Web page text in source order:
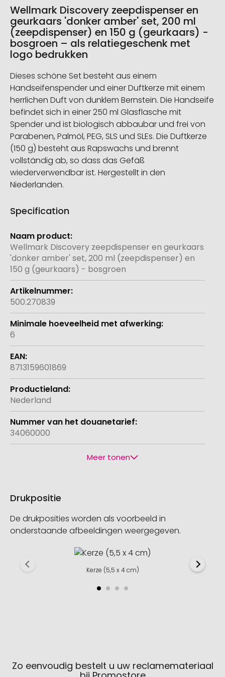
afbeeldingengalerij
Wellmark Discovery zeepdispenser en
geurkaars 'donker amber' set, 200 ml
(zeepdispenser) en 150 g (geurkaars) -
bosgroen – als relatiegeschenk met
logo bedrukken
Dieses schöne Set besteht aus einem
Handseifenspender und einer Duftkerze mit einem
herrlichen Duft von dunklem Bernstein. Die Handseife
befindet sich in einer 250 ml Glasflasche mit
Spender und ist biologisch abbaubar und frei von
Parabenen, Palmöl, PEG, SLS und SLEs. Die Duftkerze
(150 g) besteht aus Rapswachs und brennt
vollständig ab, so dass das Gefäß
wiederverwendbar ist. Hergestellt in den
Niederlanden.
Specification
Meer
informatie
Wellmark Discovery zeepdispenser en geurkaars
'donker amber' set, 200 ml (zeepdispenser) en
150 g (geurkaars) - bosgroen
500.270839
6
8713159601869
Nederland
34060000
Meer tonen
Drukpositie
De drukposities worden als voorbeeld in
onderstaande afbeeldingen weergegeven.
Kerze (5,5 x 4 cm)
Zo eenvoudig bestelt u uw reclamemateriaal